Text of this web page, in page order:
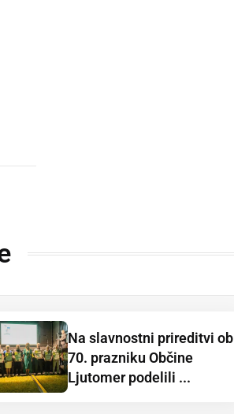
Na slavnostni prireditvi ob
70. prazniku Občine
Ljutomer podelili ...